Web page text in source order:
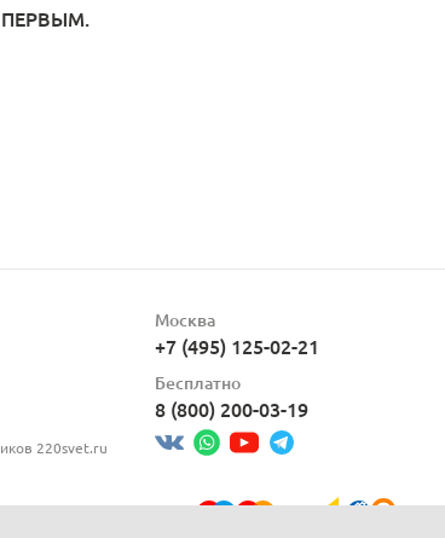
220svet.ru
Москва
+7 (495) 125-02-21
Бесплатно
8 (800) 200-03-19